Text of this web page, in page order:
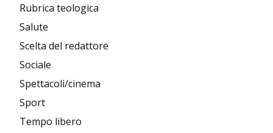
Rubrica teologica
Salute
Scelta del redattore
Sociale
Spettacoli/cinema
Sport
Tempo libero